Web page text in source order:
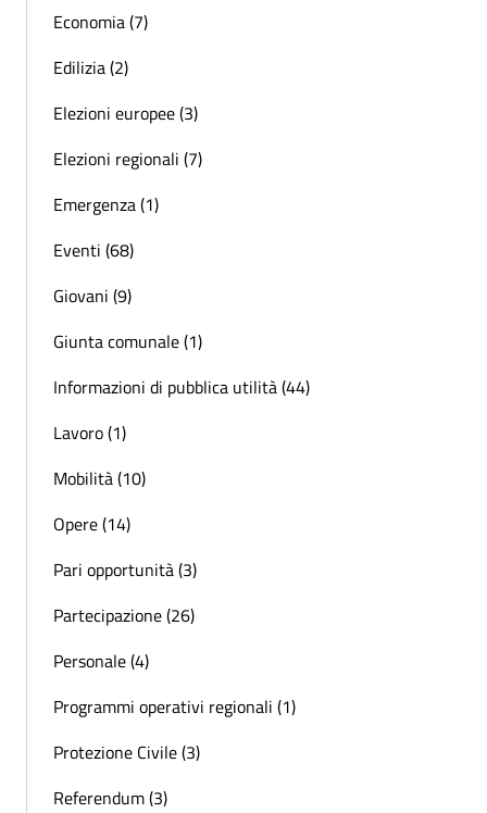
Economia (7)
Edilizia (2)
Elezioni europee (3)
Elezioni regionali (7)
Emergenza (1)
Eventi (68)
Giovani (9)
Giunta comunale (1)
Informazioni di pubblica utilità (44)
Lavoro (1)
Mobilità (10)
Opere (14)
Pari opportunità (3)
Partecipazione (26)
Personale (4)
Programmi operativi regionali (1)
Protezione Civile (3)
Referendum (3)